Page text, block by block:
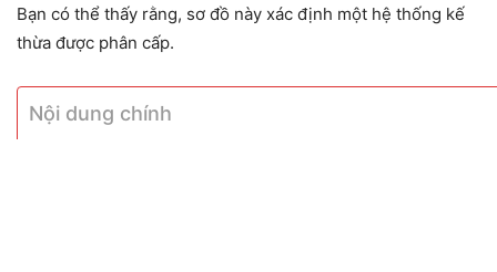
Bạn có thể thấy rằng, sơ đồ này xác định một hệ thống kế
thừa được phân cấp.
Nội dung chính